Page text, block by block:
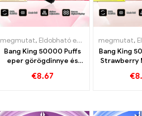
,Eldobható e-cigaretta,
megmutat, Eldobható e-cigaretta nikotinnal
Bang King 50000 Puffs
eper görögdinnye és
€8.67
megmutat,
Bang King
Strawberry
az€